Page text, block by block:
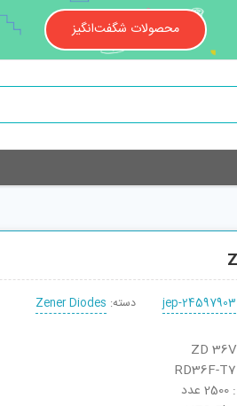
محصولات شگفت‌انگیز
jep-24597903 دسته: Zener Diodes